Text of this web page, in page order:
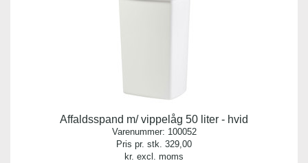
Affaldsspand m/ vippelåg 50 liter - hvid
Varenummer: 100052
Pris pr. stk. 329,00
kr. excl. moms